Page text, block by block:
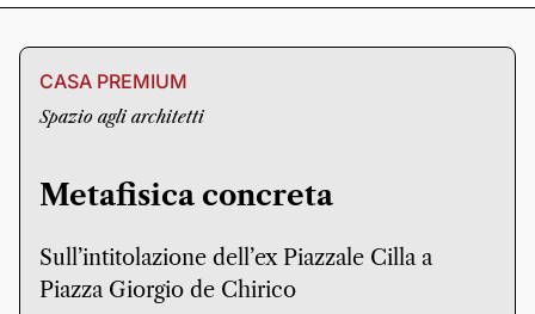
CASA PREMIUM
Spazio agli architetti
Metafisica concreta
Sull’intitolazione dell’ex Piazzale Cilla a
Piazza Giorgio de Chirico